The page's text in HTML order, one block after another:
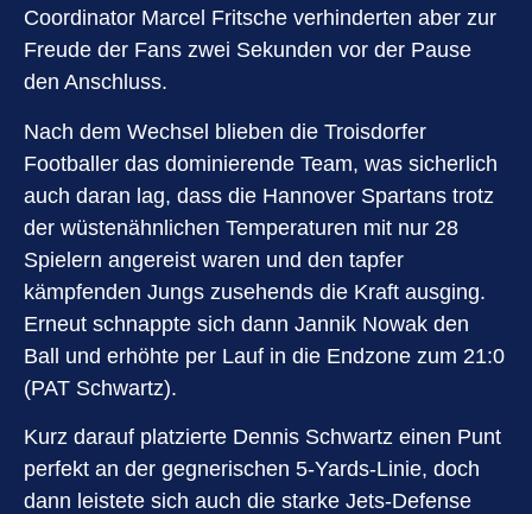
Coordinator Marcel Fritsche verhinderten aber zur
Freude der Fans zwei Sekunden vor der Pause
den Anschluss.
Nach dem Wechsel blieben die Troisdorfer
Footballer das dominierende Team, was sicherlich
auch daran lag, dass die Hannover Spartans trotz
der wüstenähnlichen Temperaturen mit nur 28
Spielern angereist waren und den tapfer
kämpfenden Jungs zusehends die Kraft ausging.
Erneut schnappte sich dann Jannik Nowak den
Ball und erhöhte per Lauf in die Endzone zum 21:0
(PAT Schwartz).
Kurz darauf platzierte Dennis Schwartz einen Punt
perfekt an der gegnerischen 5-Yards-Linie, doch
dann leistete sich auch die starke Jets-Defense